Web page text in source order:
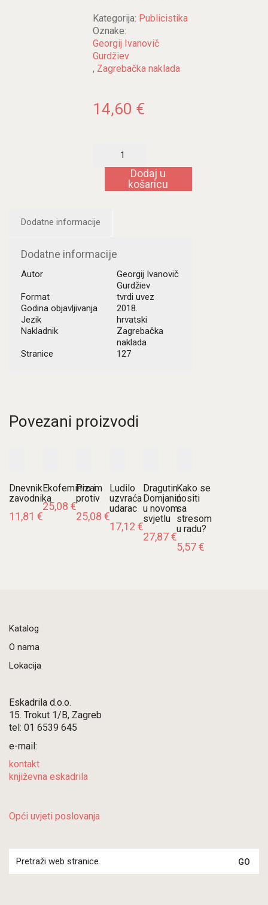
Kategorija: Publicistika
Oznake:
Georgij Ivanovič
Gurdžiev
, Zagrebačka naklada
14,60 €
nadolazećeg
dobra
Dodaj u
košaricu
Dodatne informacije
Dodatne informacije
Autor
Georgij Ivanovič
Gurdžiev
Format
tvrdi uvez
Godina objavljivanja
2018.
Jezik
hrvatski
Nakladnik
Zagrebačka
naklada
Stranice
127
Povezani proizvodi
Dnevnik
zavodnika
11,81 €
Ekofeminizam
25,08 €
Pro i
protiv
25,08 €
Ludilo
uzvraća
udarac
17,12 €
Dragutin
Domjanić
u novom
svjetlu
27,87€
Kako se
nositi
sa
stresom
u radu?
5,57€
Katalog
O nama
Lokacija
Eskadrila d.o.o.
15. Trokut 1/B, Zagreb
tel: 01 6539 645
e-mail:
kontakt
književna eskadrila
Opći uvjeti poslovanja
for: